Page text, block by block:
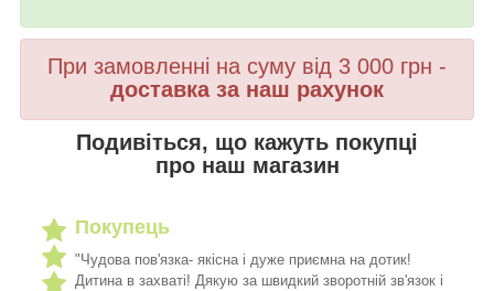
При замовленні на суму від 3 000 грн -
доставка за наш рахунок
Подивіться, що кажуть покупці
про наш магазин
Покупець
"Чудова пов'язка- якісна і дуже приємна на дотик!
Дитина в захваті! Дякую за швидкий зворотній зв'язок і